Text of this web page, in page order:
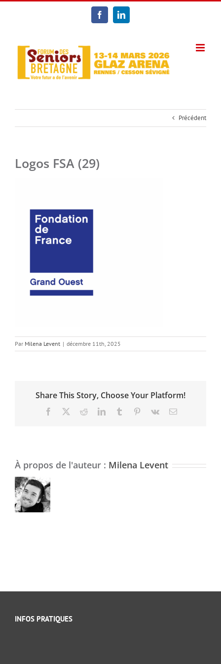
Passer
FacebookLinkedIn
Précédent
Logos FSA (29)
Par Milena Levent | décembre 11th, 2025
Share This Story, Choose Your Platform!
Facebook RedditLinkedInTumblr Pinterest
Vk Email
À propos de l'auteur : Milena Levent
INFOS PRATIQUES